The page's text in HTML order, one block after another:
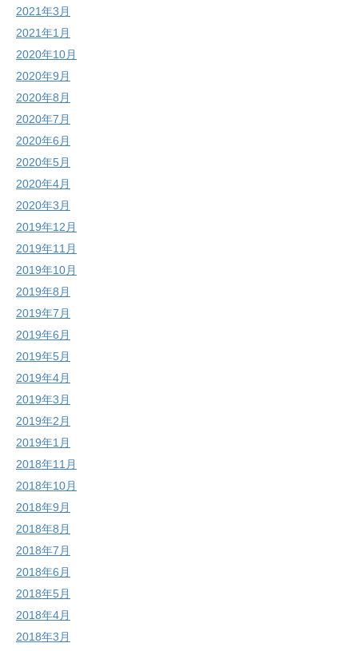
2021年3月
2021年1月
2020年10月
2020年9月
2020年8月
2020年7月
2020年6月
2020年5月
2020年4月
2020年3月
2019年12月
2019年11月
2019年10月
2019年8月
2019年7月
2019年6月
2019年5月
2019年4月
2019年3月
2019年2月
2019年1月
2018年11月
2018年10月
2018年9月
2018年8月
2018年7月
2018年6月
2018年5月
2018年4月
2018年3月